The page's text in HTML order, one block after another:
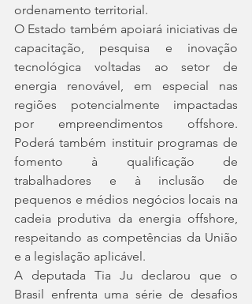
ordenamento territorial.
O Estado também apoiará iniciativas de
capacitação, pesquisa e inovação
tecnológica voltadas ao setor de
energia renovável, em especial nas
regiões potencialmente impactadas
por empreendimentos offshore.
Poderá também instituir programas de
fomento à qualificação de
trabalhadores e à inclusão de
pequenos e médios negócios locais na
cadeia produtiva da energia offshore,
respeitando as competências da União
e a legislação aplicável.
A deputada Tia Ju declarou que o
Brasil enfrenta uma série de desafios